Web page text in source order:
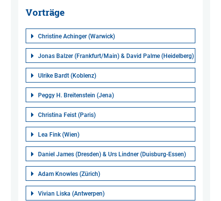
Vorträge
Christine Achinger (Warwick)
Jonas Balzer (Frankfurt/Main) & David Palme (Heidelberg)
Ulrike Bardt (Koblenz)
Peggy H. Breitenstein (Jena)
Christina Feist (Paris)
Lea Fink (Wien)
Daniel James (Dresden) & Urs Lindner (Duisburg-Essen)
Adam Knowles (Zürich)
Vivian Liska (Antwerpen)